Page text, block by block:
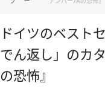
ドイツのベスト
でん返し」のカ
の恐怖』